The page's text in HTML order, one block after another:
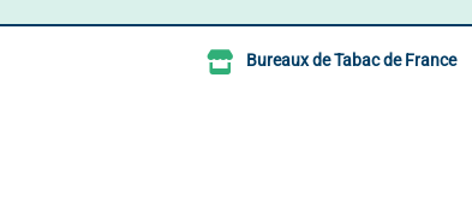
Bureaux de Tabac de France